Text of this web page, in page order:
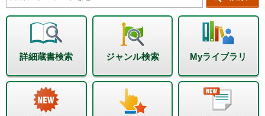
詳細蔵書検索 ジャンル検索 Myライブラリ